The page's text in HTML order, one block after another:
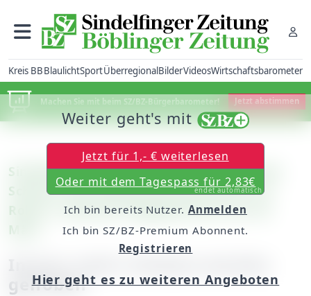
Kreis BBBlaulichtSportÜberregionalBilderVideosWirtschaftsbarometer
Machen Sie mit beim SZ/BZ-Bürgerbarometer! Jetzt abstimmen
Sindelfingen: Die Aktion "Schlummernde
Schätze" der Bürgerstiftung kommt ins
Rollen / Nächster Abgabetermin am 26.
gehoben
Weiter geht's mit
Jetzt für 1,- € weiterlesen
Oder mit dem Tagespass für 2,83€
endet automatisch
Ich bin bereits Nutzer. Anmelden
Ich bin SZ/BZ-Premium Abonnent.
Registrieren
Hier geht es zu weiteren Angeboten